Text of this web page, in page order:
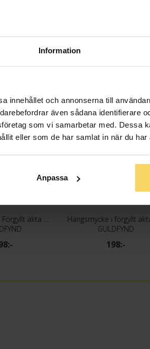
Information
innehållet och annonserna till
även sådana identifierare
som vi samarbetar med. Dessa
eller som de har samlat in när du
Anpassa
Hängsmycke i Förgyllt äkta silver med bokstaven C
GULDFYND
198:-